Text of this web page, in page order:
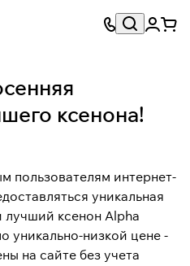
ксенона!
пользователям интернет-
уникальная
лучший ксенон Alpha
уникально-низкой цене -
на сайте без учета